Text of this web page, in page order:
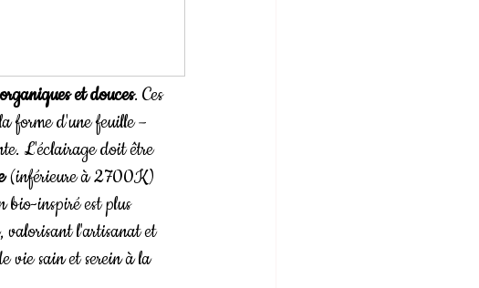
et douces. Ces
forme d'une feuille –
L'éclairage doit être
(inférieure à 2700K)
bio-inspiré est plus
valorisant l'artisanat et
vie sain et serein à la